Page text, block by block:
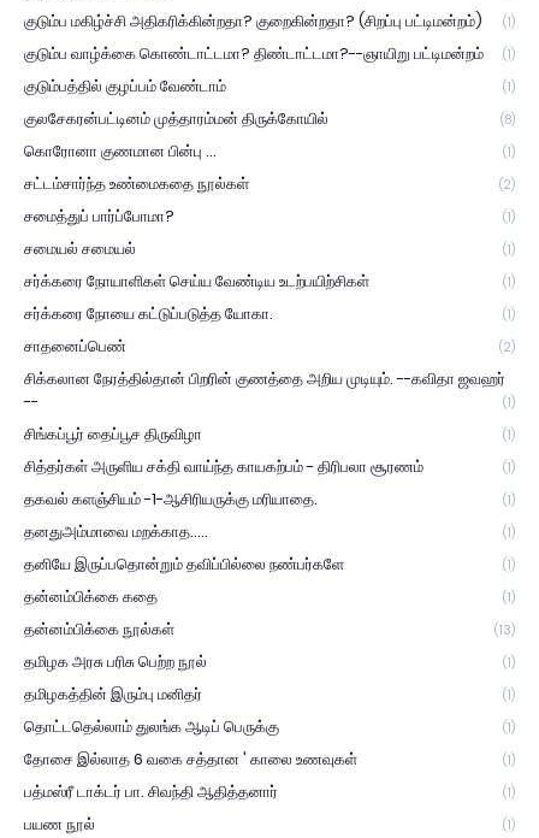
குடும்ப மகிழ்ச்சி அதிகரிக்கின்றதா? குறைகின்றதா? (சிறப்பு பட்டிமன்றம்) (1)
குடும்ப வாழ்க்கை கொண்டாட்டமா? திண்டாட்டமா?--ஞாயிறு பட்டிமன்றம் (1)
குடும்பத்தில் குழப்பம் வேண்டாம் (1)
குலசேகரன்பட்டினம் முத்தாரம்மன் திருக்கோயில் (8)
கொரோனா குணமான பின்பு ... (1)
சட்டம்சார்ந்த உண்மைகதை நூல்கள் (2)
சமைத்துப் பார்ப்போமா? (1)
சமையல் சமையல் (1)
சர்க்கரை நோயாளிகள் செய்ய வேண்டிய உடற்பயிற்சிகள் (1)
சர்க்கரை நோயை கட்டுப்படுத்த யோகா. (1)
சாதனைப்பெண் (2)
சிக்கலான நேரத்தில்தான் பிறரின் குணத்தை அறிய முடியும். --கவிதா ஜவஹர்
--
(1)
சிங்கப்பூர் தைப்பூச திருவிழா (1)
சித்தர்கள் அருளிய சக்தி வாய்ந்த காயகற்பம் - திரிபலா சூரணம் (1)
தகவல் களஞ்சியம் -1-ஆசிரியருக்கு மரியாதை. (1)
தனதுஅம்மாவை மறக்காத..... (1)
தனியே இருப்பதொன்றும் தவிப்பில்லை நண்பர்களே (1)
தன்னம்பிக்கை கதை (1)
தன்னம்பிக்கை நூல்கள் (13)
தமிழக அரசு பரிசு பெற்ற நூல் (1)
தமிழகத்தின் இரும்பு மனிதர் (1)
தொட்டதெல்லாம் துலங்க ஆடிப் பெருக்கு (1)
தோசை இல்லாத 6 வகை சத்தான ' காலை உணவுகள் (1)
பத்மஸ்ரீ டாக்டர் பா. சிவந்தி ஆதித்தனார் (1)
பயண நூல் (1)